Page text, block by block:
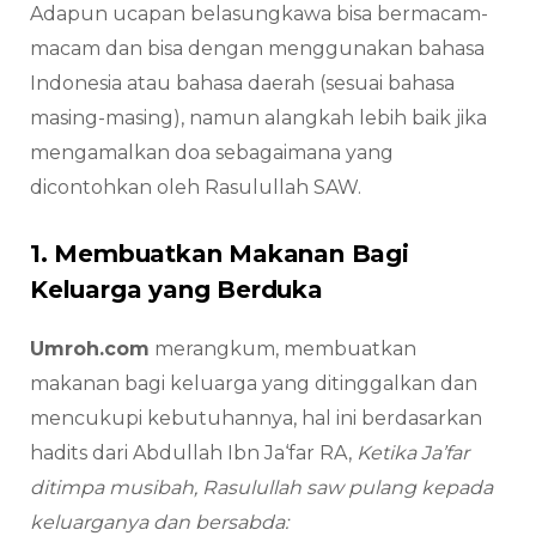
Adapun ucapan belasungkawa bisa bermacam-
macam dan bisa dengan menggunakan bahasa
Indonesia atau bahasa daerah (sesuai bahasa
masing-masing), namun alangkah lebih baik jika
mengamalkan doa sebagaimana yang
dicontohkan oleh Rasulullah SAW.
1. Membuatkan Makanan Bagi
Keluarga yang Berduka
Umroh.com merangkum, membuatkan
makanan bagi keluarga yang ditinggalkan dan
mencukupi kebutuhannya, hal ini berdasarkan
hadits dari Abdullah Ibn Ja‘far RA, Ketika Ja’far
ditimpa musibah, Rasulullah saw pulang kepada
keluarganya dan bersabda: